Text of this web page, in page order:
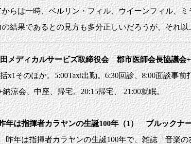
は一時、ベルリン・フィル、ウイーンフィル、
結果であるとの見方も多分正しいだろうが、それ
ディカルサービズ取締役会 郡市医師会長協議会+
x1そのほか。5:00Taxi出勤。6:30回診、8:00面談事
涼会、中座、帰宅。20:15帰宅、 21:00就眠。
年は指揮者カラヤンの生誕100年（1） ブルックナ
年は指揮者カラヤンの生誕100年で、雑誌「音楽の